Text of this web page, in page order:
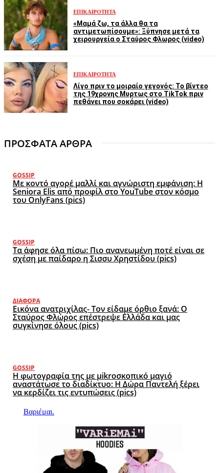
ΕΠΙΚΑΙΡΌΤΗΤΑ
«Μαμά ζω, τα άλλα θα τα
αντιμετωπίσουμε»: Ξύπνησε μετά τα
χειρουργεία ο Σταύρος Φλωρος (video)
ΕΠΙΚΑΙΡΌΤΗΤΑ
Λίγο πριν το μοιραίο γεγονός: Το βίντεο
της 19χρονης Μυρτως στο TikTok πριν
πεθάνει που σοκάρει (video)
ΠΡΟΣΦΑΤΑ ΑΡΘΡΑ
GOSSIP
Με κοντό αγορέ μαλλί και αγνώριστη εμφάνιση: Η
Seniora Elis από προφίλ στο YouTube στον κόσμο
του OnlyFans (pics)
GOSSIP
Τα άφησε όλα πίσω: Πιο ανανεωμένη ποτέ είναι σε
σχέση με παίδαρο η Σισσυ Χρηστίδου (pics)
ΔΙΆΦΟΡΑ
Εικόνα ανατριχίλας- Τον είδαμε όρθιο ξανά: Ο
Σταύρος Φλώρος επέστρεψε Ελλάδα και μας
συγκίνησε όλους (pics)
GOSSIP
Η φωτογραφία της με μikroσκοπικό μαγιό
αναστάτωσε το διαδίκτυο: Η Δώρα Παντελή ξέρει
να κερδίζει τις εντυπώσεις (pics)
Βαριέμαι.